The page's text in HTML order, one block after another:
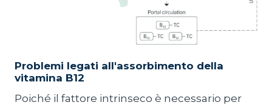
Problemi legati all'assorbimento della
vitamina B12
Poiché il fattore intrinseco è necessario per